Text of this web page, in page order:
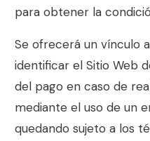
para obtener la
Se ofrecerá un vínculo
identificar el Sitio Web
del pago en caso de
mediante el uso de un
quedando sujeto a los